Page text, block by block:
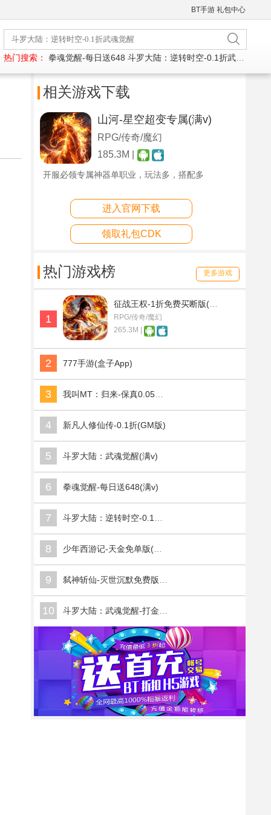
BT手游 礼包中心
热门搜索： 拳魂觉醒-每日送648 斗罗大陆：逆转时空-0.1折武魂觉醒
相关游戏下载
山河-星空超变专属(满v)
RPG/传奇/魔幻
185.3M |
开服必领专属神器单职业，玩法多，搭配多
进入官网下载
领取礼包CDK
热门游戏榜 更多游戏
1
RPG/传奇/魔幻
265.3M |
2 777手游(盒子App)
3
4 新凡人修仙传-0.1折(GM版)
5 斗罗大陆：武魂觉醒(满v)
6 拳魂觉醒-每日送648(满v)
7
8
9
10